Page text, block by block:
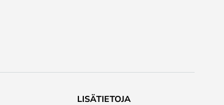
LISÄTIETOJA